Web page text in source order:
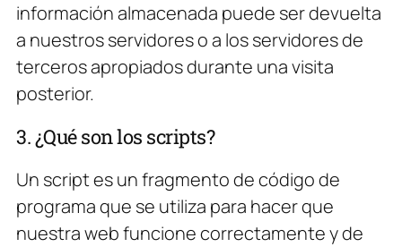
información almacenada puede ser devuelta
a nuestros servidores o a los servidores de
terceros apropiados durante una visita
posterior.
3. ¿Qué son los scripts?
Un script es un fragmento de código de
programa que se utiliza para hacer que
nuestra web funcione correctamente y de